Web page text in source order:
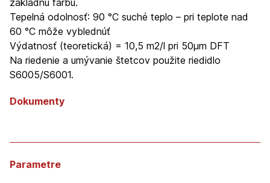
Tepelná odolnosť: 90 °C suché teplo – pri teplote nad
60 °C môže vyblednúť
Výdatnosť (teoretická) = 10,5 m2/l pri 50µm DFT
Na riedenie a umývanie štetcov použite riedidlo
S6005/S6001.
Dokumenty
Parametre